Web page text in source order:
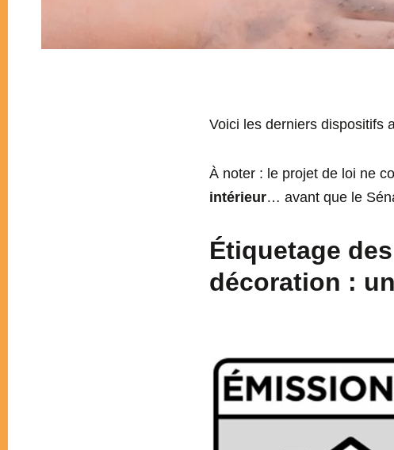
Voici les derniers dispositifs
À noter : le projet de loi ne
intérieur… avant que le
Étiquetage
décoration :